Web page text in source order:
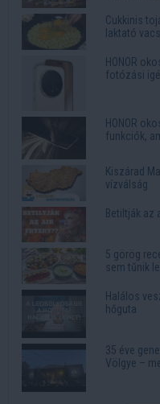
Cukkinis
laktató
HONOR
fotózási
HONOR
funkciók,
Kiszárad
vízválság
Betiltják az
5 görög
sem tűnik
Halálos
hőguta
35 éve
Völgye –